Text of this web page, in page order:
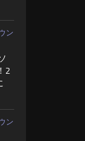
ン
2
ン